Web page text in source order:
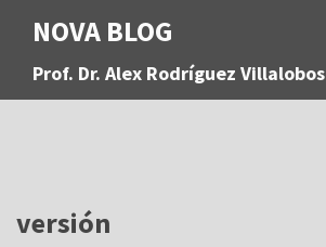
a
NOVA BLOG
Prof. Dr. Alex Rodríguez Villalobos
versión